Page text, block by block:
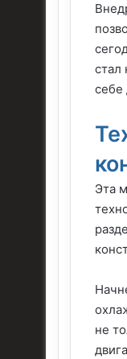
стал
себе
Эта
не